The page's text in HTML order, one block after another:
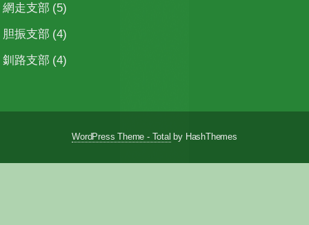
網走支部 (5)
胆振支部 (4)
釧路支部 (4)
WordPress Theme - Total by HashThemes